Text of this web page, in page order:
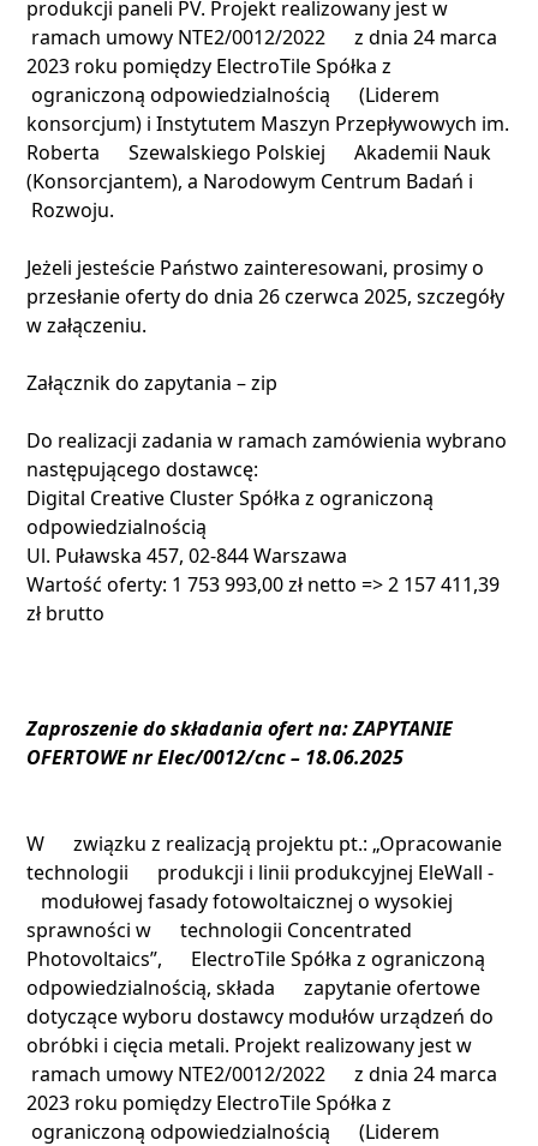
produkcji paneli PV. Projekt realizowany jest w
ramach umowy NTE2/0012/2022 z dnia 24 marca
2023 roku pomiędzy ElectroTile Spółka z
ograniczoną odpowiedzialnością (Liderem
konsorcjum) i Instytutem Maszyn Przepływowych im.
Roberta Szewalskiego Polskiej Akademii Nauk
(Konsorcjantem), a Narodowym Centrum Badań i
Rozwoju.
Jeżeli jesteście Państwo zainteresowani, prosimy o
przesłanie oferty do dnia 26 czerwca 2025, szczegóły
w załączeniu.
Załącznik do zapytania – zip
Do realizacji zadania w ramach zamówienia wybrano
następującego dostawcę:
Digital Creative Cluster Spółka z ograniczoną
odpowiedzialnością
Ul. Puławska 457, 02-844 Warszawa
Wartość oferty: 1 753 993,00 zł netto => 2 157 411,39
zł brutto
Zaproszenie do składania ofert na: ZAPYTANIE
OFERTOWE nr Elec/0012/cnc – 18.06.2025
W związku z realizacją projektu pt.: „Opracowanie
technologii produkcji i linii produkcyjnej EleWall -
modułowej fasady fotowoltaicznej o wysokiej
sprawności w technologii Concentrated
Photovoltaics”, ElectroTile Spółka z ograniczoną
odpowiedzialnością, składa zapytanie ofertowe
dotyczące wyboru dostawcy modułów urządzeń do
obróbki i cięcia metali. Projekt realizowany jest w
ramach umowy NTE2/0012/2022 z dnia 24 marca
2023 roku pomiędzy ElectroTile Spółka z
ograniczoną odpowiedzialnością (Liderem